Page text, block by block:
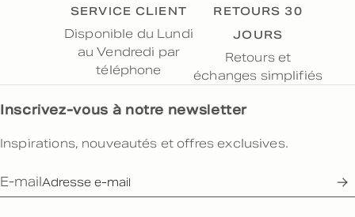
SERVICE CLIENT
Disponible du Lundi
au Vendredi par
téléphone
RETOURS 30
JOURS
Retours et
échanges simplifiés
Inscrivez-vous à notre newsletter
Inspirations, nouveautés et offres exclusives.
E-mail